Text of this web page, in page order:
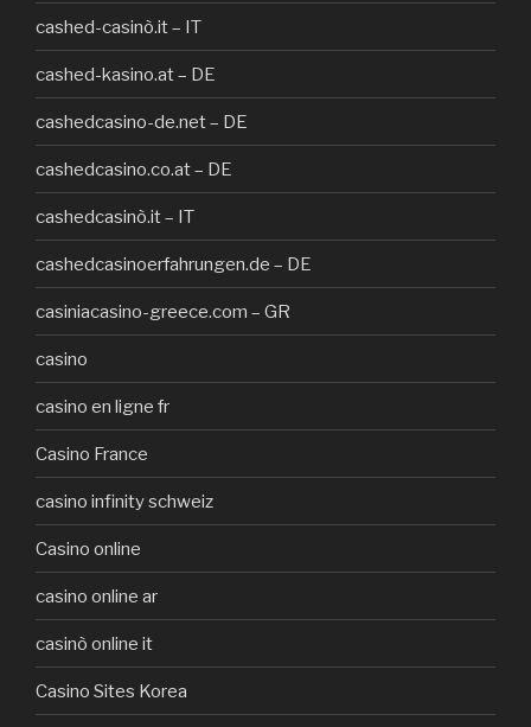
cashed-casinò.it – IT
cashed-kasino.at – DE
cashedcasino-de.net – DE
cashedcasino.co.at – DE
cashedcasinò.it – IT
cashedcasinoerfahrungen.de – DE
casiniacasino-greece.com – GR
casino
casino en ligne fr
Casino France
casino infinity schweiz
Casino online
casino online ar
casinò online it
Casino Sites Korea